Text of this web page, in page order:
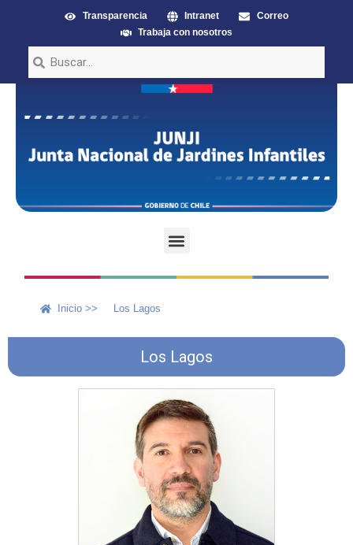
Transparencia Intranet
Correo
Trabaja con nosotros
Inicio >> Los Lagos
Los Lagos